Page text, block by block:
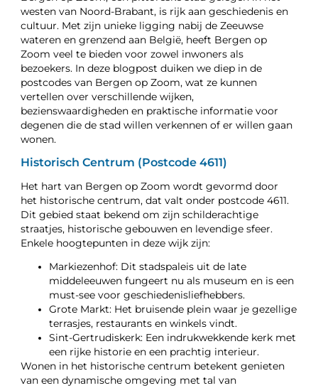
westen van Noord-Brabant, is rijk aan geschiedenis en
cultuur. Met zijn unieke ligging nabij de Zeeuwse
wateren en grenzend aan België, heeft Bergen op
Zoom veel te bieden voor zowel inwoners als
bezoekers. In deze blogpost duiken we diep in de
postcodes van Bergen op Zoom, wat ze kunnen
vertellen over verschillende wijken,
bezienswaardigheden en praktische informatie voor
degenen die de stad willen verkennen of er willen gaan
wonen.
Historisch Centrum (Postcode 4611)
Het hart van Bergen op Zoom wordt gevormd door
het historische centrum, dat valt onder postcode 4611.
Dit gebied staat bekend om zijn schilderachtige
straatjes, historische gebouwen en levendige sfeer.
Enkele hoogtepunten in deze wijk zijn:
Markiezenhof: Dit stadspaleis uit de late
middeleeuwen fungeert nu als museum en is een
must-see voor geschiedenisliefhebbers.
Grote Markt: Het bruisende plein waar je gezellige
terrasjes, restaurants en winkels vindt.
Sint-Gertrudiskerk: Een indrukwekkende kerk met
een rijke historie en een prachtig interieur.
Wonen in het historische centrum betekent genieten
van een dynamische omgeving met tal van